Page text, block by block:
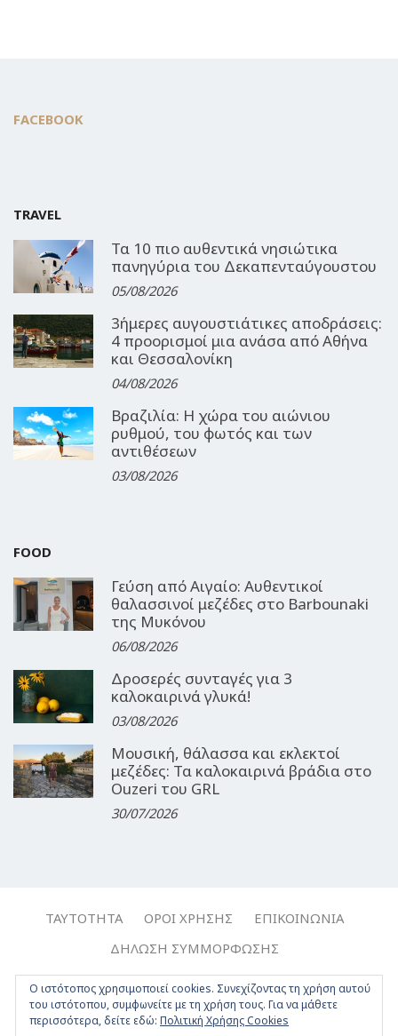
FACEBOOK
TRAVEL
Τα 10 πιο αυθεντικά νησιώτικα
πανηγύρια του Δεκαπενταύγουστου
05/08/2026
3ήμερες αυγουστιάτικες αποδράσεις:
4 προορισμοί μια ανάσα από Αθήνα
και Θεσσαλονίκη
04/08/2026
Βραζιλία: Η χώρα του αιώνιου
ρυθμού, του φωτός και των
αντιθέσεων
03/08/2026
FOOD
Γεύση από Αιγαίο: Αυθεντικοί
θαλασσινοί μεζέδες στο Barbounaki
της Μυκόνου
06/08/2026
Δροσερές συνταγές για 3
καλοκαιρινά γλυκά!
03/08/2026
Μουσική, θάλασσα και εκλεκτοί
μεζέδες: Τα καλοκαιρινά βράδια στο
Ouzeri του GRL
30/07/2026
ΤΑΥΤΌΤΗΤΑ ΌΡΟΙ ΧΡΉΣΗΣ
ΕΠΙΚΟΙΝΩΝΊΑ
ΔΉΛΩΣΗ ΣΥΜΜΌΡΦΩΣΗΣ
Copyright © 2017-2026, Travelgirl.gr | All rights reserved.
Crafted byApptime.
Ο ιστότοπος χρησιμοποιεί cookies. Συνεχίζοντας τη χρήση αυτού
του ιστότοπου, συμφωνείτε με τη χρήση τους. Για να μάθετε
περισσότερα, δείτε εδώ: Πολιτική Χρήσης Cookies